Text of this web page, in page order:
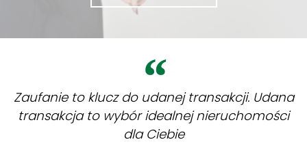
Zaufanie to klucz do udanej transakcji. Udana
transakcja to wybór idealnej nieruchomości
dla Ciebie